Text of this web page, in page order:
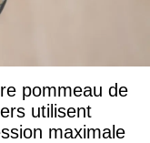
pommeau de
utilisent
maximale